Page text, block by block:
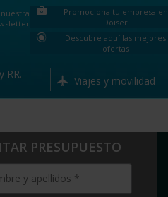
Promociona tu empresa en
Doiser
Descubre aquí las mejores
ofertas
RR.
Viajes y movilidad
PRESUPUESTO